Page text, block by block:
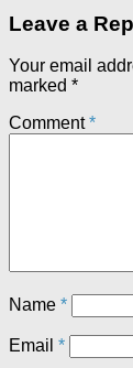
Leave a
Your email
marked *
Comment*
Name *
Email *